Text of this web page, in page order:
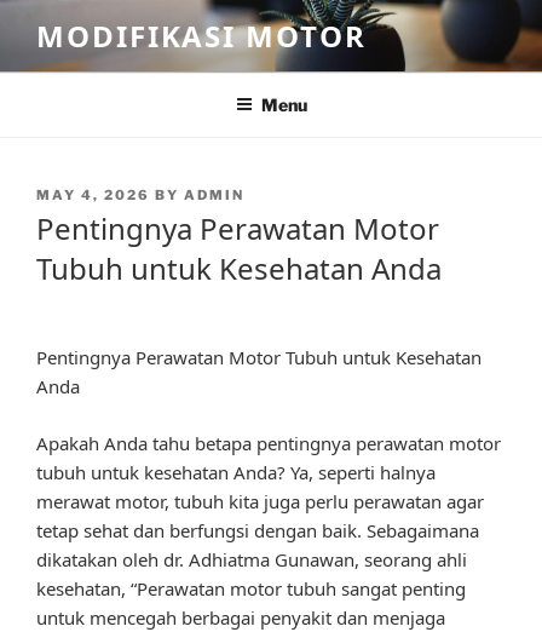
content
MODIFIKASI MOTOR
Menu
POSTED
MAY 4, 2026 BY ADMIN
Pentingnya Perawatan Motor
Tubuh untuk Kesehatan Anda
Pentingnya Perawatan Motor Tubuh untuk Kesehatan
Anda
Apakah Anda tahu betapa pentingnya perawatan motor
tubuh untuk kesehatan Anda? Ya, seperti halnya
merawat motor, tubuh kita juga perlu perawatan agar
tetap sehat dan berfungsi dengan baik. Sebagaimana
dikatakan oleh dr. Adhiatma Gunawan, seorang ahli
kesehatan, “Perawatan motor tubuh sangat penting
untuk mencegah berbagai penyakit dan menjaga